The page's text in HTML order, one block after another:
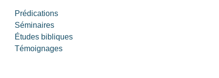
Prédications
Séminaires
Études bibliques
Témoignages